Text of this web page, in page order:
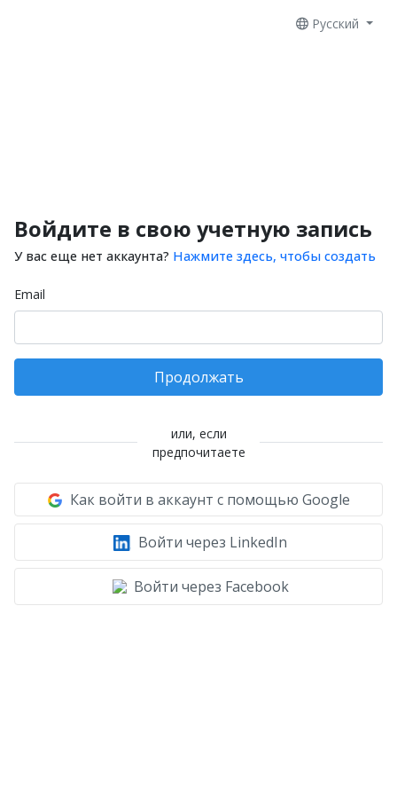
Русский
Войдите в свою учетную запись
У вас еще нет аккаунта? Нажмите здесь, чтобы создать
Email
Продолжать
или, если
предпочитаете
Как войти в аккаунт с помощью Google
Войти через LinkedIn
Войти через Facebook